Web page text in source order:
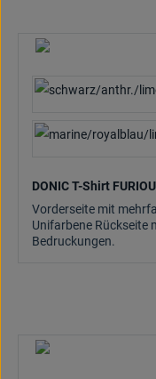
DONIC T-Shirt
Vorderseite mit
Unifarbene Rückseite
Bedruckungen.